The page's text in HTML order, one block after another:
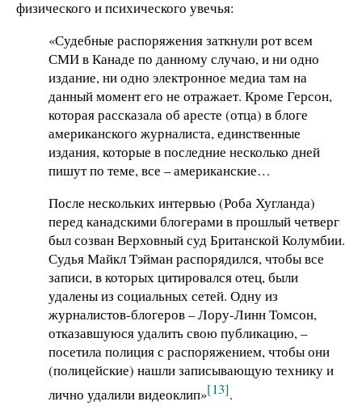
физического и психического увечья:
«Судебные распоряжения заткнули рот всем
СМИ в Канаде по данному случаю, и ни одно
издание, ни одно электронное медиа там на
данный момент его не отражает. Кроме Герсон,
которая рассказала об аресте (отца) в блоге
американского журналиста, единственные
издания, которые в последние несколько дней
пишут по теме, все – американские…
После нескольких интервью (Роба Хугланда)
перед канадскими блогерами в прошлый четверг
был созван Верховный суд Британской Колумбии.
Судья Майкл Тэйман распорядился, чтобы все
записи, в которых цитировался отец, были
удалены из социальных сетей. Одну из
журналистов-блогеров – Лору-Линн Томсон,
отказавшуюся удалить свою публикацию, –
посетила полиция с распоряжением, чтобы они
(полицейские) нашли записывающую технику и
лично удалили видеоклип»[13].